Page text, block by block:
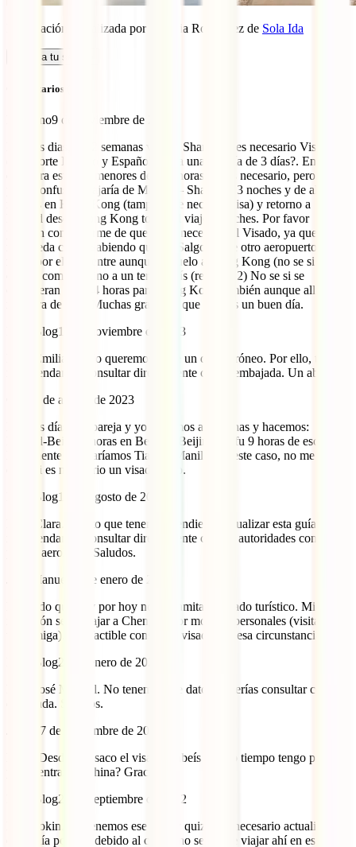
Información actualizada por Claudia Rodríguez de Sola Ida
Calcula tu seguro
Comentarios (12)
Emiliano9 de noviembre de 2023
Buenos dias, En 2 semanas viajo a Shanghai, es necesario Visado
(pasaporte Italiano y Español), para una estadía de 3 días?. Entiendo
que para estadías menores de 144 horas, no es necesario, pero es un
poco confuso. Viajaría de Madrid – Shanghai 3 noches y de allí 3
noches en Hong Kong (tampoco se necesita visa) y retorno a
Madrid desde Hong Kong total del viaje 6 noches. Por favor
podrían confirmarme de que no es necesario el Visado, ya que no
me queda claro. Sabiendo que: 1) Salgo desde otro aeropuerto que
no es por el cual entre aunque si vuelo a Hong Kong (no se si
cuenta como destino a un tercer país (region). 2) No se si se
consideran las 144 horas para Hong Kong también aunque allí no se
requiera de visa. Muchas gracias y que tengáis un buen día.
IATI Blog10 de noviembre de 2023
Hola Emiliano. No queremos darte un dato erróneo. Por ello, te
recomendamos consultar directamente con la embajada. Un abrazo.
9 de agosto de 2023
Buenos días. Mi pareja y yo viajamos a Filipinas y hacemos:
Madrid-Beijin 3 horas en Beijin y Beijin-Tianfu 9 horas de escala.
Finalmente realizaríamos Tianfu- Manila. En este caso, no me queda
claro si es necesario un visado o no.
IATI Blog10 de agosto de 2023
Hola Clara. Puesto que tenemos pendiente actualizar esta guía, te
recomendamos consultar directamente con las autoridades con la
propia aerolínea. Saludos.
José Manuel
20 de enero de 2023
Entiendo que hoy por hoy no se tramita el visado turístico. Mi
intención sería viajar a Chengdú por motivos personales (visitar a
una amiga). ¿Es factible conseguir visado por esa circunstancia?
IATI Blog23 de enero de 2023
Hola José Manuel. No tenemos ese dato. Deberías consultar con la
embajada. Saludos.
27 de septiembre de 2022
Hola! Desde que saco el visado, sabeís cuanto tiempo tengo para
poder entrar en China? Gracias.
IATI Blog28 de septiembre de 2022
Hola Jokin. No tenemos ese dato y quizá sea necesario actualizar
esta guía porque, debido al covid, no se puede viajar ahí en estos